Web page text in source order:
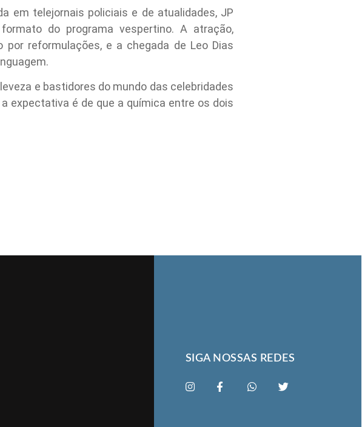
em telejornais policiais e de atualidades, JP
do programa vespertino. A atração,
reformulações, e a chegada de Leo Dias
e bastidores do mundo das celebridades
expectativa é de que a química entre os dois
SIGA NOSSAS REDES